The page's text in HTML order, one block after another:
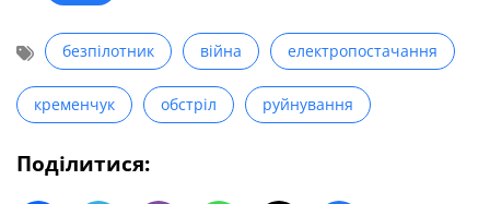
безпілотник війна електропостачання
кременчук обстріл руйнування
Поділитися: